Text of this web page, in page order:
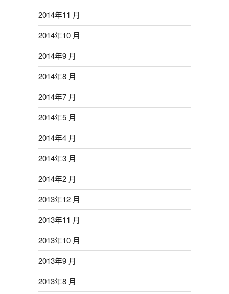
2014年11 月
2014年10 月
2014年9 月
2014年8 月
2014年7 月
2014年5 月
2014年4 月
2014年3 月
2014年2 月
2013年12 月
2013年11 月
2013年10 月
2013年9 月
2013年8 月